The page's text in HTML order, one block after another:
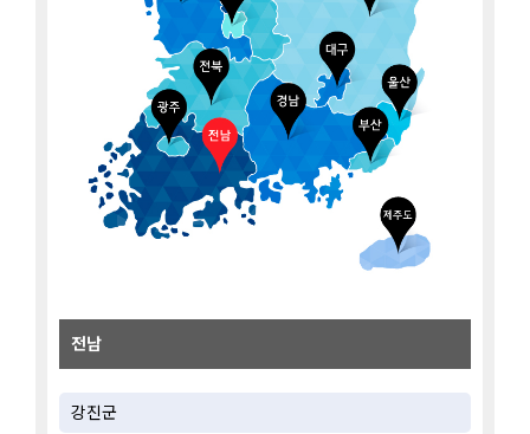
전남
강진군